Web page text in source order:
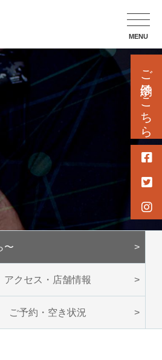
MENU
〜
アクセス・店舗情報
ご予約・空き状況
ご予約はこちら